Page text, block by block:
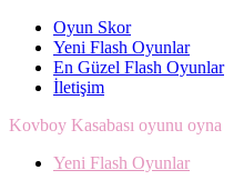
Oyun Skor
Yeni Flash Oyunlar
En Güzel Flash Oyunlar
İletişim
Kovboy Kasabası oyunu oyna
Yeni Flash Oyunlar